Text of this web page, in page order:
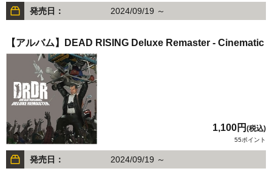
発売日： 2024/09/19 ～
【アルバム】DEAD RISING Deluxe Remaster - Cinematic
1,100円 (税込)
55ポイント
発売日： 2024/09/19 ～